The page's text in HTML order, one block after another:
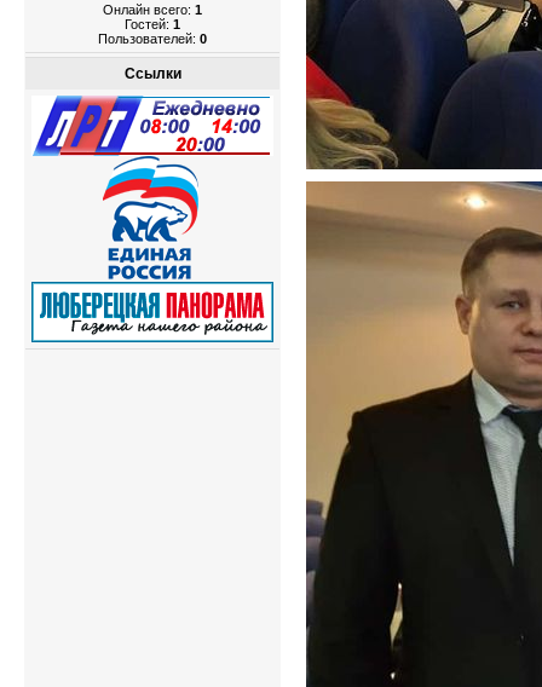
Онлайн всего: 1
Гостей: 1
Пользователей: 0
Ссылки